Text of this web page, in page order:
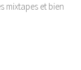
mixtapes et bien